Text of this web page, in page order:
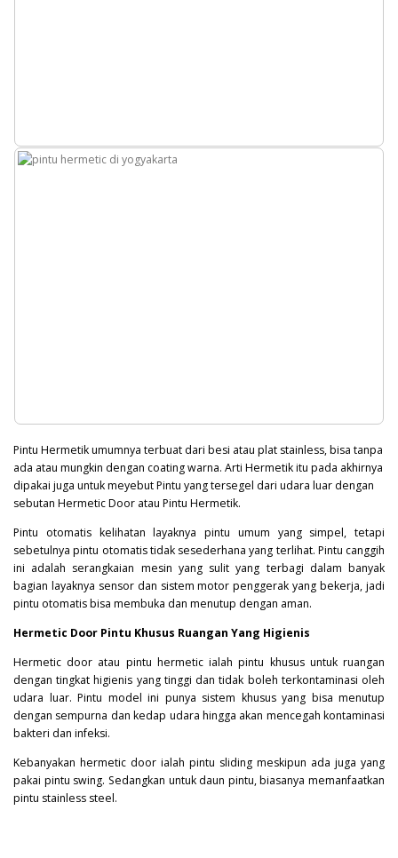
Pintu Hermetik umumnya terbuat dari besi atau plat stainless, bisa tanpa
ada atau mungkin dengan coating warna. Arti Hermetik itu pada akhirnya
dipakai juga untuk meyebut Pintu yang tersegel dari udara luar dengan
sebutan Hermetic Door atau Pintu Hermetik.
Pintu otomatis kelihatan layaknya pintu umum yang simpel, tetapi
sebetulnya pintu otomatis tidak sesederhana yang terlihat. Pintu canggih
ini adalah serangkaian mesin yang sulit yang terbagi dalam banyak
bagian layaknya sensor dan sistem motor penggerak yang bekerja, jadi
pintu otomatis bisa membuka dan menutup dengan aman.
Hermetic Door Pintu Khusus Ruangan Yang Higienis
Hermetic door atau pintu hermetic ialah pintu khusus untuk ruangan
dengan tingkat higienis yang tinggi dan tidak boleh terkontaminasi oleh
udara luar. Pintu model ini punya sistem khusus yang bisa menutup
dengan sempurna dan kedap udara hingga akan mencegah kontaminasi
bakteri dan infeksi.
Kebanyakan hermetic door ialah pintu sliding meskipun ada juga yang
pakai pintu swing. Sedangkan untuk daun pintu, biasanya memanfaatkan
pintu stainless steel.